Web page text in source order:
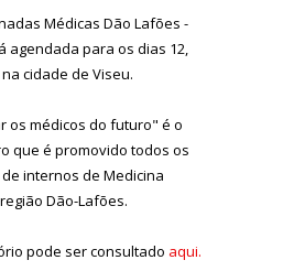
Médicas Dão Lafões -
agendada para os dias 12,
cidade de Viseu.
os médicos do futuro" é o
que é promovido todos os
internos de Medicina
Dão-Lafões.
pode ser consultado aqui.